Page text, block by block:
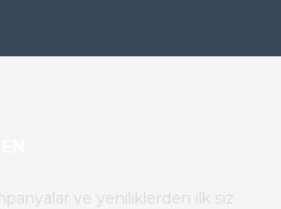
ve yeniliklerden ilk siz